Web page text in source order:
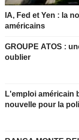
IA, Fed et Yen : la
américains
GROUPE ATOS : une nouvelle année à
oublier
L'emploi américain
nouvelle pour la